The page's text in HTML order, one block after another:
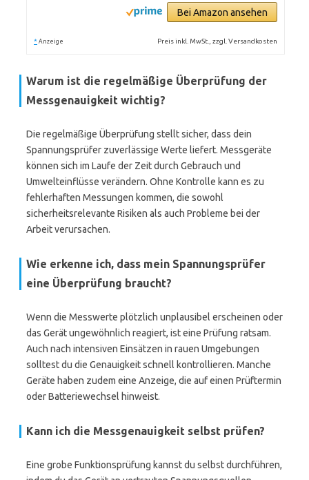
Bei Amazon ansehen
* Anzeige Preis inkl. MwSt., zzgl. Versandkosten
Warum ist die regelmäßige Überprüfung der
Messgenauigkeit wichtig?
Die regelmäßige Überprüfung stellt sicher, dass dein
Spannungsprüfer zuverlässige Werte liefert. Messgeräte
können sich im Laufe der Zeit durch Gebrauch und
Umwelteinflüsse verändern. Ohne Kontrolle kann es zu
fehlerhaften Messungen kommen, die sowohl
sicherheitsrelevante Risiken als auch Probleme bei der
Arbeit verursachen.
Wie erkenne ich, dass mein Spannungsprüfer
eine Überprüfung braucht?
Wenn die Messwerte plötzlich unplausibel erscheinen oder
das Gerät ungewöhnlich reagiert, ist eine Prüfung ratsam.
Auch nach intensiven Einsätzen in rauen Umgebungen
solltest du die Genauigkeit schnell kontrollieren. Manche
Geräte haben zudem eine Anzeige, die auf einen Prüftermin
oder Batteriewechsel hinweist.
Kann ich die Messgenauigkeit selbst prüfen?
Eine grobe Funktionsprüfung kannst du selbst durchführen,